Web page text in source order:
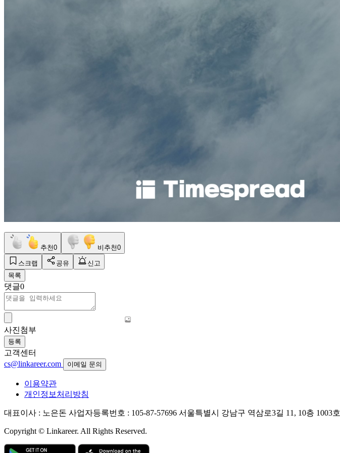
추천0 비추천0
스크랩 공유
신고
목록
댓글0
사진첨부
등록
고객센터
cs@linkareer.com
이메일 문의
이용약관
개인정보처리방침
대표이사 : 노은돈 사업자등록번호 : 105-87-57696 서울특별시 강남구 역삼로3길 11, 10층 1003호
Copyright © Linkareer. All Rights Reserved.